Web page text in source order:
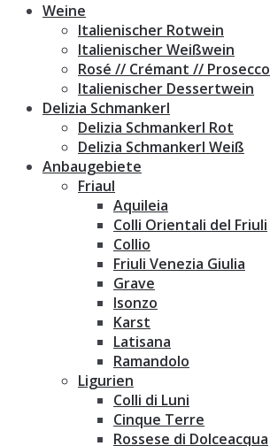
Weine
Italienischer Rotwein
Italienischer Weißwein
Rosé // Crémant // Prosecco
Italienischer Dessertwein
Delizia Schmankerl
Delizia Schmankerl Rot
Delizia Schmankerl Weiß
Anbaugebiete
Friaul
Aquileia
Colli Orientali del Friuli
Collio
Friuli Venezia Giulia
Grave
Isonzo
Karst
Latisana
Ramandolo
Ligurien
Colli di Luni
Cinque Terre
Rossese di Dolceacqua